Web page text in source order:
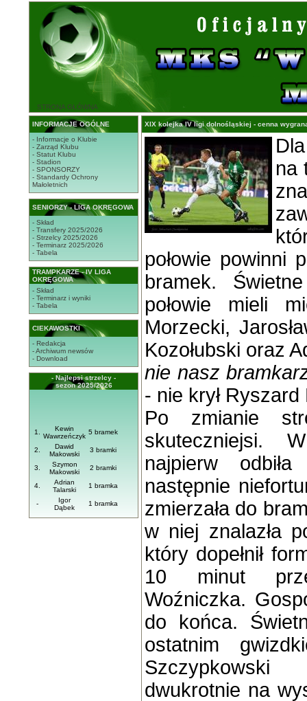
STRONA GŁÓWNA
INFORMACJE OGÓLNE
- Informacje o Klubie
- Zarząd Klubu
- Statut Klubu
- Stadion
- SPONSORZY
- Standardy Ochrony
Małoletnich
SENIORZY - LIGA OKRĘGOWA
- Skład
- Transfery 2025/2026
- Strzelcy 2025/2026
- Terminarz 2025/2026
- Tabela
TRAMPKARZE - IV LIGA
OKRĘGOWA
- Skład
- Terminarz i wyniki
- Tabela
CIEKAWOSTKI
- Redakcja
- Archiwum newsów
- Download
- Najlepsi strzelcy -
sezon 2025/2026
1.
Kewin
Wawrzeńczyk
5 bramek
2.
Dawid
Makowski
3 bramki
3.
Szymon
Makowski
2 bramki
4.
Adrian
Talarski
1 bramka
-
Igor
Dąbek
1 bramka
XIX kolejka IV ligi dolnośląskiej - cenna
na
połowie powinni
bramek.
połowie mieli
Morzecki,
Kozołubski oraz
nie nasz
- nie krył
Po zmianie
skuteczniejsi.
najpierw
następnie
zmierzała do
w niej znalazła
który dopełnił
10 minut
Woźniczka.
do końca.
ostatnim
dwukrotnie na